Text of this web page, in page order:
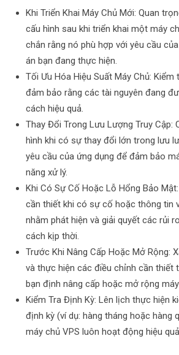
Khi Triển Khai Máy Chủ Mới: Quan
cấu hình sau khi triển khai một máy
chắn rằng nó phù hợp với yêu cầu
án bạn đang thực hiện.
Tối Ưu Hóa Hiệu Suất Máy Chủ: Kiểm
đảm bảo rằng các tài nguyên đang
cách hiệu quả.
Thay Đổi Trong Lưu Lượng Truy Cập:
hình khi có sự thay đổi lớn trong lưu
yêu cầu của ứng dụng để đảm bảo
năng xử lý.
Khi Có Sự Cố Hoặc Lỗ Hổng Bảo
cần thiết khi có sự cố hoặc thông tin
nhằm phát hiện và giải quyết các rủi
cách kịp thời.
Trước Khi Nâng Cấp Hoặc Mở Rộng:
và thực hiện các điều chỉnh cần thiết
bạn định nâng cấp hoặc mở rộng
Kiểm Tra Định Kỳ: Lên lịch thực hiện
định kỳ (ví dụ: hàng tháng hoặc hàng
máy chủ VPS luôn hoạt động hiệu